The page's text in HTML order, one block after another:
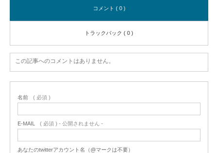
コメント ( 0 )
トラックバック ( 0 )
この記事へのコメントはありません。
名前 ( 必須 )
E-MAIL ( 必須 ) - 公開されません -
あなたのtwitterアカウント名（@マークは不要）